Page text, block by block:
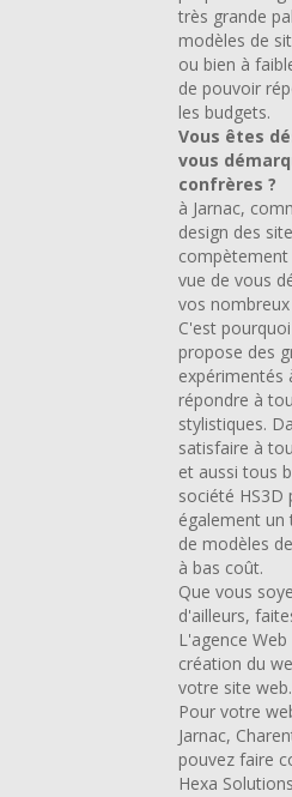
très grande
modèles de
ou bien à
de pouvoir
les budgets.
Vous êtes
vous
confrères ?
à Jarnac,
design des
compètement
vue de vous
vos
C'est
propose des
expérimentés
répondre à
stylistiques.
satisfaire à
et aussi tous
société HS3D
également un
de modèles
à bas coût.
Que vous
d'ailleurs,
L'agence
création du
votre site web.
Pour votre
Jarnac,
pouvez faire
Hexa